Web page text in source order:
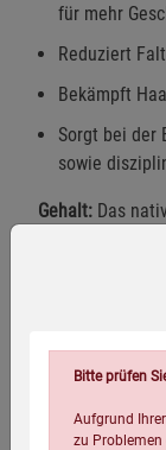
für mehr
Reduziert
Bekämpft
Sorgt bei der
sowie
Gehalt: Das
des
EINECS-
Hergestellt
Bitte prüfen
Aufgrund
zu Problemen